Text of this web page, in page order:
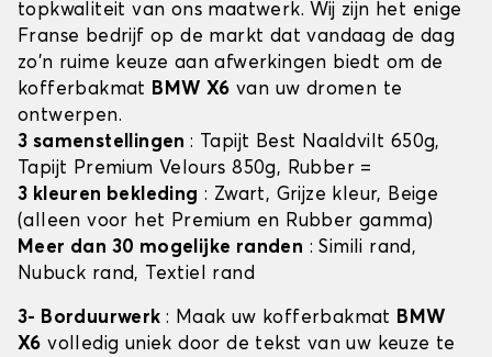
topkwaliteit van ons maatwerk. Wij zijn het enige
Franse bedrijf op de markt dat vandaag de dag
zo'n ruime keuze aan afwerkingen biedt om de
kofferbakmat BMW X6 van uw dromen te
ontwerpen.
3 samenstellingen: Tapijt Best Naaldvilt 650g,
Tapijt Premium Velours 850g, Rubber =
3 kleuren bekleding : Zwart, Grijze kleur, Beige
(alleen voor het Premium en Rubber gamma)
Meer dan 30 mogelijke randen : Simili rand,
Nubuck rand, Textiel rand
3- Borduurwerk : Maak uw kofferbakmat BMW
X6 volledig uniek door de tekst van uw keuze te